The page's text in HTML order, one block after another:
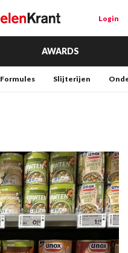
Login
AWARDS
Formules Slijterijen